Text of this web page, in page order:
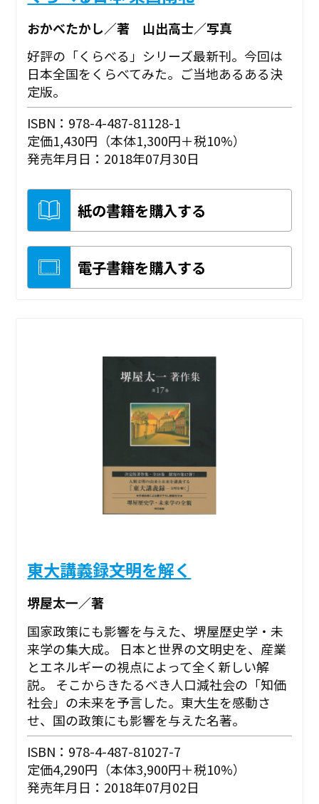
おかべたかし／著 山出高士／写真
好評の「くらべる」シリーズ最新刊。今回は
日本全国をくらべてみた。ご当地あるある決
定版。
ISBN：978-4-487-81128-1
定価1,430円（本体1,300円＋税10%）
発売年月日：2018年07月30日
紙の書籍を購入する
電子書籍を購入する
東大講義録――文明を解く
堺屋太一／著
国家政策にも影響を与えた、堺屋歴史学・未
来学の集大成。 日本と世界の文明史を、産業
とエネルギーの視点によって全く新しい解
説。 そこからきたるべき人口減社会の「知価
社会」の未来を予言した。東大生を感動さ
せ、国の政策にも影響を与えた名著。
ISBN：978-4-487-81027-7
定価4,290円（本体3,900円＋税10%）
発売年月日：2018年07月02日